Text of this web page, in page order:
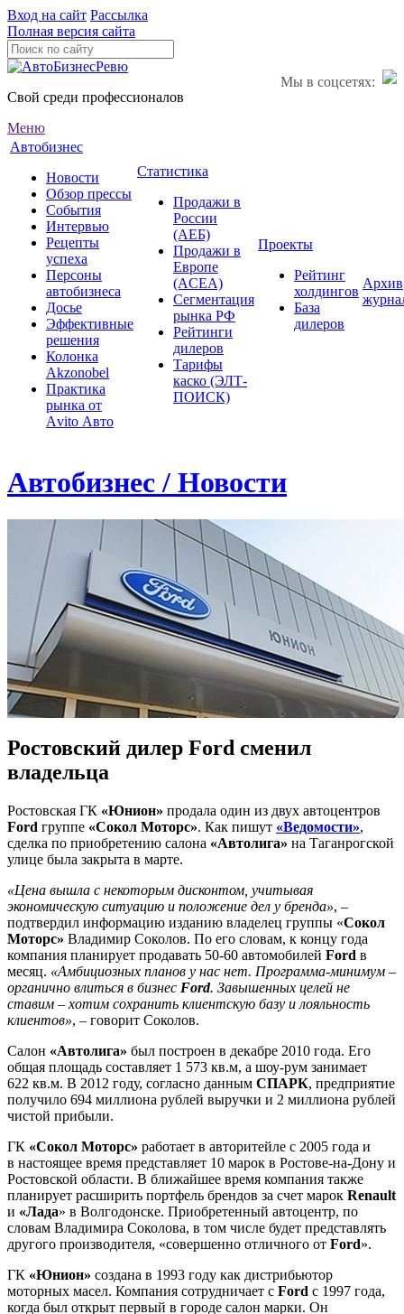
Вход на сайт Рассылка
Полная версия сайта
Мы в соцсетях:
Свой среди профессионалов
Меню
Автобизнес
Новости
Обзор прессы
События
Интервью
Рецепты
успеха
Персоны
автобизнеса
Досье
Эффективные
решения
Колонка
Akzonobel
Практика
рынка от
Аvito Авто
Статистика
Продажи в
России
(АЕБ)
Продажи в
Европе
(ACEA)
Сегментация
рынка РФ
Рейтинги
дилеров
Тарифы
каско (ЭЛТ-
ПОИСК)
Проекты
Рейтинг
холдингов
База
дилеров
Архив
Автобизнес / Новости
Ростовский дилер Ford сменил
владельца
Ростовская ГК «Юнион» продала один из двух автоцентров
Ford группе «Сокол Моторс». Как пишут «Ведомости»,
сделка по приобретению салона «Автолига» на Таганрогской
улице была закрыта в марте.
«Цена вышла с некоторым дисконтом, учитывая
экономическую ситуацию и положение дел у бренда», –
подтвердил информацию изданию владелец группы «Сокол
Моторс» Владимир Соколов. По его словам, к концу года
компания планирует продавать 50-60 автомобилей Ford в
месяц. «Амбициозных планов у нас нет. Программа-минимум –
органично влиться в бизнес Ford. Завышенных целей не
ставим – хотим сохранить клиентскую базу и лояльность
клиентов», – говорит Соколов.
Салон «Автолига» был построен в декабре 2010 года. Его
общая площадь составляет 1 573 кв.м, а шоу-рум занимает
622 кв.м. В 2012 году, согласно данным СПАРК, предприятие
получило 694 миллиона рублей выручки и 2 миллиона рублей
чистой прибыли.
ГК «Сокол Моторс» работает в авторитейле с 2005 года и
в настоящее время представляет 10 марок в Ростове-на-Дону и
Ростовской области. В ближайшее время компания также
планирует расширить портфель брендов за счет марок Renault
и «Лада» в Волгодонске. Приобретенный автоцентр, по
словам Владимира Соколова, в том числе будет представлять
другого производителя, «совершенно отличного от Ford».
ГК «Юнион» создана в 1993 году как дистрибьютор
моторных масел. Компания сотрудничает с Ford с 1997 года,
когда был открыт первый в городе салон марки. Он